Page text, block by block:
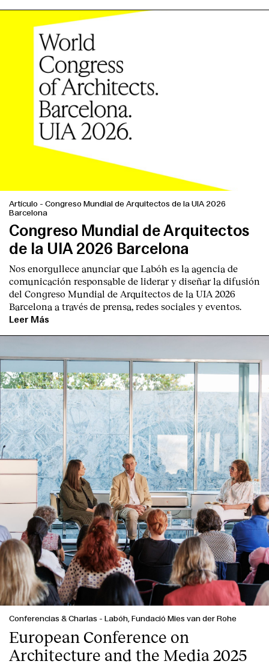
Artículo - Congreso Mundial de Arquitectos de la UIA 2026
Barcelona
Congreso Mundial de Arquitectos
de la UIA 2026 Barcelona
Nos enorgullece anunciar que Labóh es la agencia de
comunicación responsable de liderar y diseñar la difusión
del Congreso Mundial de Arquitectos de la UIA 2026
Barcelona a través de prensa, redes sociales y eventos.
Leer Más
Conferencias & Charlas - Labóh, Fundació Mies van der Rohe
European Conference on
Architecture and the Media 2025